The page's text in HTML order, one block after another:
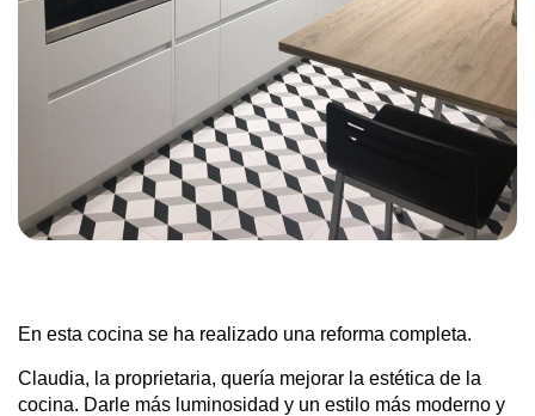
En esta cocina se ha realizado una reforma completa.
Claudia, la proprietaria, quería mejorar la estética de la
cocina. Darle más luminosidad y un estilo más moderno y